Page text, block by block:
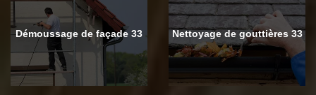
Démoussage de façade 33 Nettoyage de gouttières 33